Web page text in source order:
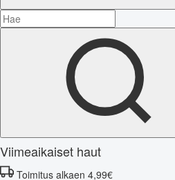
Viimeaikaiset haut
Toimitus alkaen 4,99€